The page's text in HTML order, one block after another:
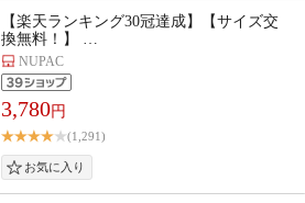
【楽天ランキング30冠達成】【サイズ交
換無料！】 …
NUPAC
3,780円
(1,291)